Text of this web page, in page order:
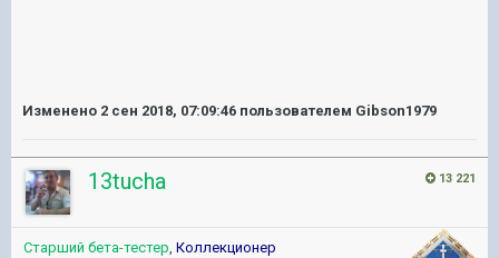
Изменено 2 сен 2018, 07:09:46 пользователем Gibson1979
13 221
13tucha
Старший бета-тестер, Коллекционер